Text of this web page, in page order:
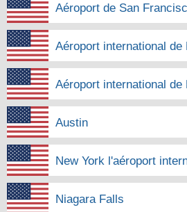
Aéroport de San
Aéroport international de
Aéroport international de
Austin
New York l'aéroport
Niagara Falls